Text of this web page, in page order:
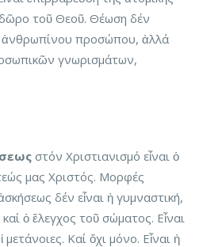
τοῦ Θεοῦ. Θέωση δέν
ἀνθρωπίνου προσώπου, ἀλλά
γνωρισμάτων,
στόν Χριστιανισμό εἶναι ὁ
μας Χριστός. Μορφές
δέν εἶναι ἡ γυμναστική,
ὁ ἔλεγχος τοῦ σώματος. Εἶναι
Καί ὄχι μόνο. Εἶναι ἡ